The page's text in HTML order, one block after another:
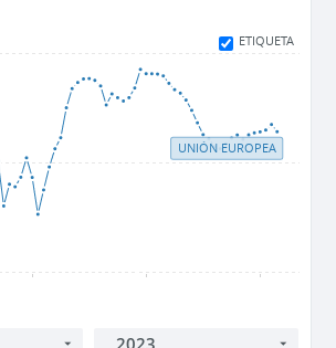
ETIQUETA
UNIÓN EUROPEA